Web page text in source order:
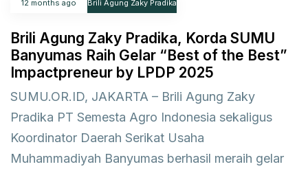
12 months ago Brili Agung Zaky Pradika
Brili Agung Zaky Pradika, Korda SUMU
Banyumas Raih Gelar “Best of the Best”
Impactpreneur by LPDP 2025
SUMU.OR.ID, JAKARTA – Brili Agung Zaky
Pradika PT Semesta Agro Indonesia sekaligus
Koordinator Daerah Serikat Usaha
Muhammadiyah Banyumas berhasil meraih gelar